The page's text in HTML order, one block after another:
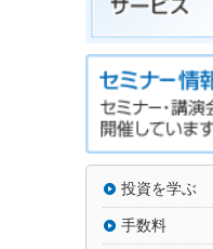
投資を学ぶ
手数料